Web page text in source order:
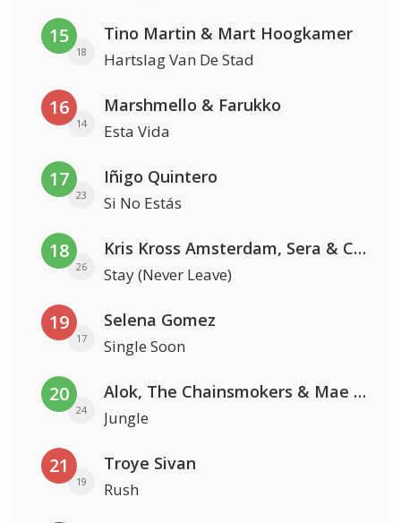
15
18
Tino Martin & Mart Hoogkamer
Hartslag Van De Stad
16
14
Marshmello & Farukko
Esta Vida
17
23
Iñigo Quintero
Si No Estás
18
26
Kris Kross Amsterdam, Sera & Conor Maynard
Stay (Never Leave)
19
17
Selena Gomez
Single Soon
20
24
Alok, The Chainsmokers & Mae Stephens
Jungle
21
19
Troye Sivan
Rush